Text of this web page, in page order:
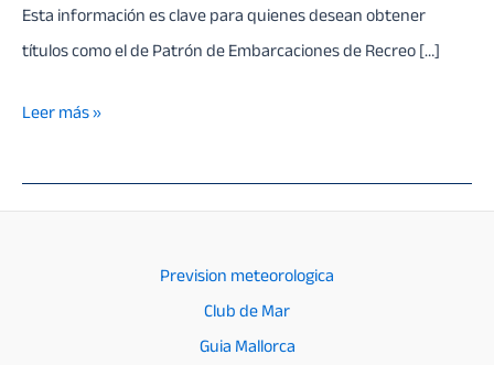
Esta información es clave para quienes desean obtener
títulos como el de Patrón de Embarcaciones de Recreo […]
Fechas
PER
Mallorca
Leer más »
Prevision meteorologica
Club de Mar
Guia Mallorca